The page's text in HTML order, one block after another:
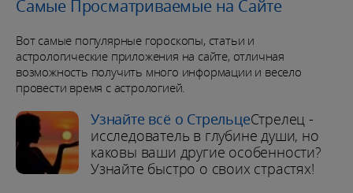
Самые Просматриваемые на Сайте
Вот самые популярные гороскопы, статьи и
астрологические приложения на сайте, отличная
возможность получить много информации и весело
провести время с астрологией.
Узнайте всё о СтрельцеСтрелец -
исследователь в глубине души, но
каковы ваши другие особенности?
Узнайте быстро о своих страстях!